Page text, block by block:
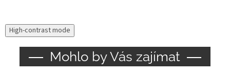
High-contrast mode
Mohlo by Vás zajímat